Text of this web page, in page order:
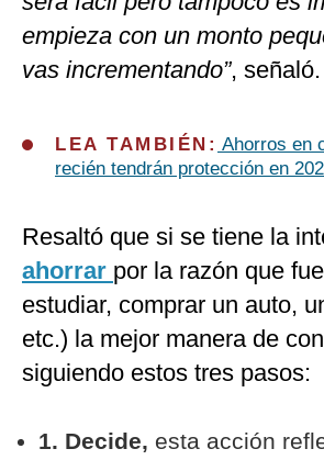
empieza con un monto
vas incrementando”, señaló.
LEA TAMBIÉN: Ahorros en
recién tendrán protección en
Resaltó que si se tiene la
ahorrar por la razón que
estudiar, comprar un auto,
etc.) la mejor manera de
siguiendo estos tres pasos:
1. Decide, esta acción